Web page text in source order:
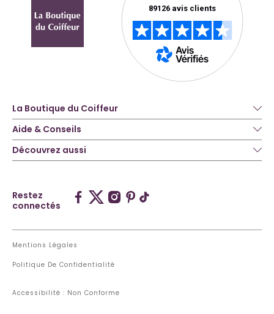
La Boutique du Coiffeur
Aide & Conseils
Découvrez aussi
Restez
connectés
Mentions Légales
Politique De Confidentialité
Accessibilité : Non Conforme